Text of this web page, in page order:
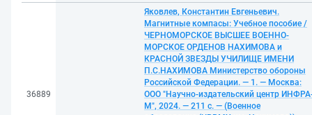
36889
Яковлев, Константин Евгеньевич.
Магнитные компасы: Учебное пособие /
ЧЕРНОМОРСКОЕ ВЫСШЕЕ ВОЕННО-
МОРСКОЕ ОРДЕНОВ НАХИМОВА и
КРАСНОЙ ЗВЕЗДЫ УЧИЛИЩЕ ИМЕНИ
П.С.НАХИМОВА Министерство обороны
Российской Федерации. — 1. — Москва:
ООО "Научно-издательский центр
М", 2024. — 211 с. — (Военное